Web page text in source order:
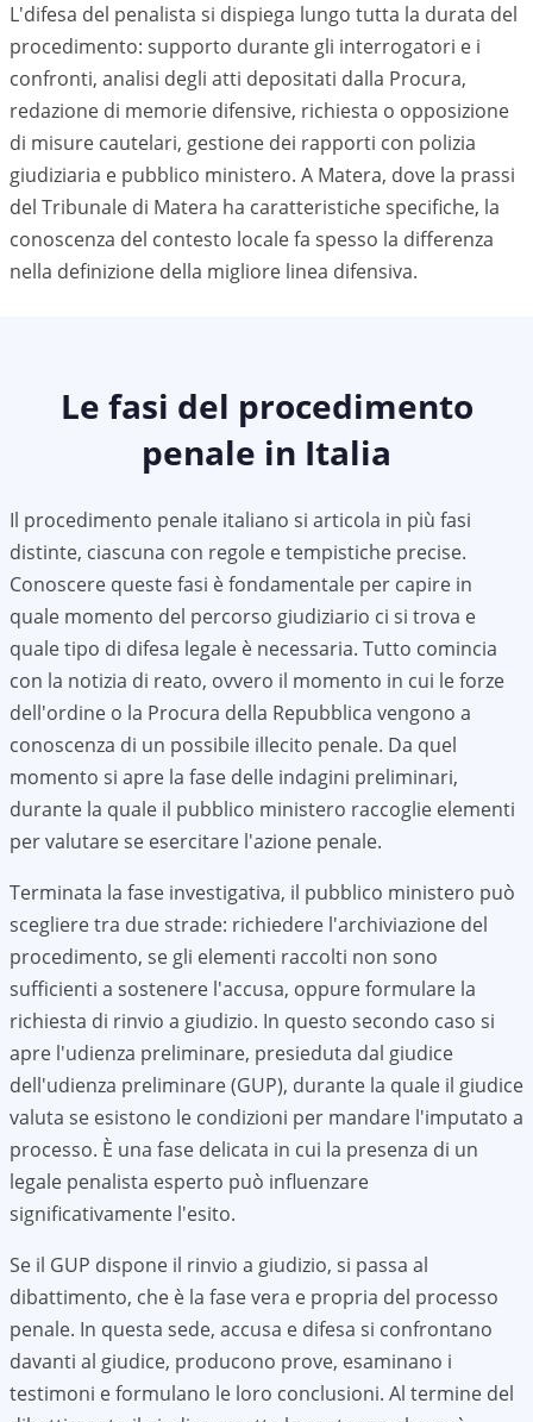
L'difesa del penalista si dispiega lungo tutta la durata del
procedimento: supporto durante gli interrogatori e i
confronti, analisi degli atti depositati dalla Procura,
redazione di memorie difensive, richiesta o opposizione
di misure cautelari, gestione dei rapporti con polizia
giudiziaria e pubblico ministero. A Matera, dove la prassi
del Tribunale di Matera ha caratteristiche specifiche, la
conoscenza del contesto locale fa spesso la differenza
nella definizione della migliore linea difensiva.
Le fasi del procedimento
penale in Italia
Il procedimento penale italiano si articola in più fasi
distinte, ciascuna con regole e tempistiche precise.
Conoscere queste fasi è fondamentale per capire in
quale momento del percorso giudiziario ci si trova e
quale tipo di difesa legale è necessaria. Tutto comincia
con la notizia di reato, ovvero il momento in cui le forze
dell'ordine o la Procura della Repubblica vengono a
conoscenza di un possibile illecito penale. Da quel
momento si apre la fase delle indagini preliminari,
durante la quale il pubblico ministero raccoglie elementi
per valutare se esercitare l'azione penale.
Terminata la fase investigativa, il pubblico ministero può
scegliere tra due strade: richiedere l'archiviazione del
procedimento, se gli elementi raccolti non sono
sufficienti a sostenere l'accusa, oppure formulare la
richiesta di rinvio a giudizio. In questo secondo caso si
apre l'udienza preliminare, presieduta dal giudice
dell'udienza preliminare (GUP), durante la quale il giudice
valuta se esistono le condizioni per mandare l'imputato a
processo. È una fase delicata in cui la presenza di un
legale penalista esperto può influenzare
significativamente l'esito.
Se il GUP dispone il rinvio a giudizio, si passa al
dibattimento, che è la fase vera e propria del processo
penale. In questa sede, accusa e difesa si confrontano
davanti al giudice, producono prove, esaminano i
testimoni e formulano le loro conclusioni. Al termine del